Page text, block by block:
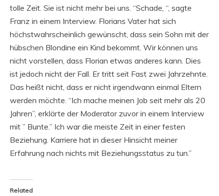
tolle Zeit. Sie ist nicht mehr bei uns. “Schade, “, sagte
Franz in einem Interview. Florians Vater hat sich
höchstwahrscheinlich gewünscht, dass sein Sohn mit der
hübschen Blondine ein Kind bekommt. Wir können uns
nicht vorstellen, dass Florian etwas anderes kann. Dies
ist jedoch nicht der Fall. Er tritt seit Fast zwei Jahrzehnte.
Das heißt nicht, dass er nicht irgendwann einmal Eltern
werden möchte. “Ich mache meinen Job seit mehr als 20
Jahren”, erklärte der Moderator zuvor in einem Interview
mit ” Bunte.” Ich war die meiste Zeit in einer festen
Beziehung. Karriere hat in dieser Hinsicht meiner
Erfahrung nach nichts mit Beziehungsstatus zu tun.”
Related